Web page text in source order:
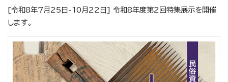
[令和8年7月25日-10月22日] 令和8年度第2回特集展示を開催
します。